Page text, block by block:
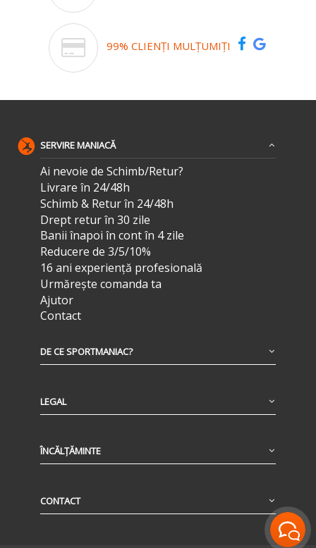
99% CLIENȚI MULȚUMIȚI
SERVIRE MANIACĂ
Ai nevoie de Schimb/Retur?
Livrare în 24/48h
Schimb & Retur în 24/48h
Drept retur în 30 zile
Banii înapoi în cont în 4 zile
Reducere de 3/5/10%
16 ani experiență profesională
Urmărește comanda ta
Ajutor
Contact
DE CE SPORTMANIAC?
LEGAL
ÎNCĂLȚĂMINTE
CONTACT